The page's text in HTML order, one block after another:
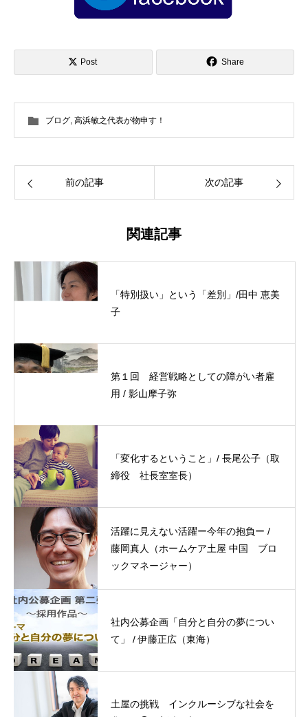
Post Share
ブログ 高浜敏之代表が物申す！
前の記事 次の記事
関連記事
「特別扱い」という「差別」/田中 恵美
子
第１回 経営戦略としての障がい者雇
用 / 影山摩子弥
「変化するということ」/ 長尾公子（取
締役 社長室室長）
活躍に見えない活躍ー今年の抱負ー /
藤岡真人（ホームケア土屋 中国 ブロ
ックマネージャー）
社内公募企画「自分と自分の夢につい
て」 / 伊藤正広（東海）
土屋の挑戦 インクルーシブな社会を